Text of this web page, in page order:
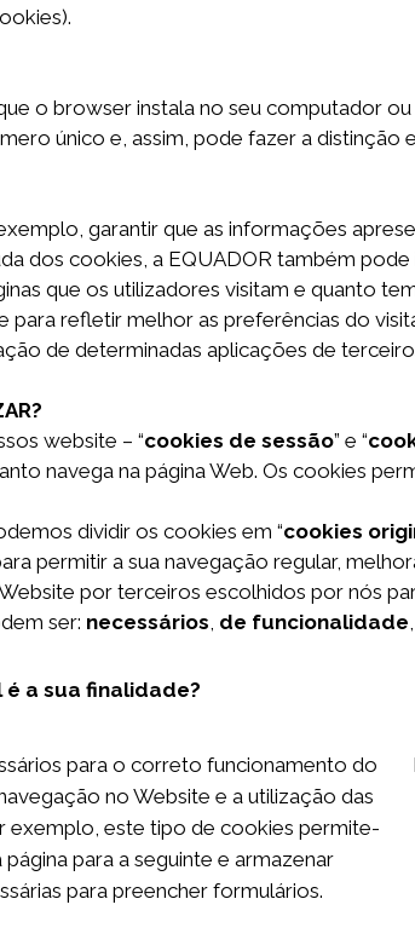
o browser instala no seu computador
único e, assim, pode fazer a
garantir que as informações
dos cookies, a EQUADOR também
que os utilizadores visitam e quanto
refletir melhor as preferências do
de determinadas aplicações de
website – “cookies de sessão” e “
navega na página Web. Os cookies
dividir os cookies em “cookies
permitir a sua navegação regular,
por terceiros escolhidos por nós
ser: necessários, de funcionalidade,
é a sua finalidade?
para o correto funcionamento do
no Website e a utilização das
exemplo, este tipo de cookies permite-
para a seguinte e armazenar
para preencher formulários.